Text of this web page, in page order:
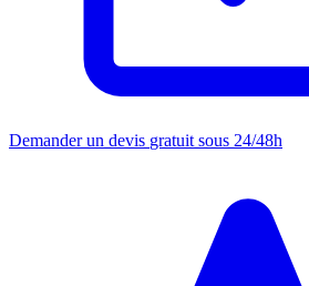
Demander un devis gratuit sous 24/48h